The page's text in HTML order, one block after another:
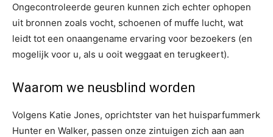
Ongecontroleerde geuren kunnen zich echter ophopen
uit bronnen zoals vocht, schoenen of muffe lucht, wat
leidt tot een onaangename ervaring voor bezoekers (en
mogelijk voor u, als u ooit weggaat en terugkeert).
Waarom we neusblind worden
Volgens Katie Jones, oprichtster van het huisparfummerk
Hunter en Walker, passen onze zintuigen zich aan aan